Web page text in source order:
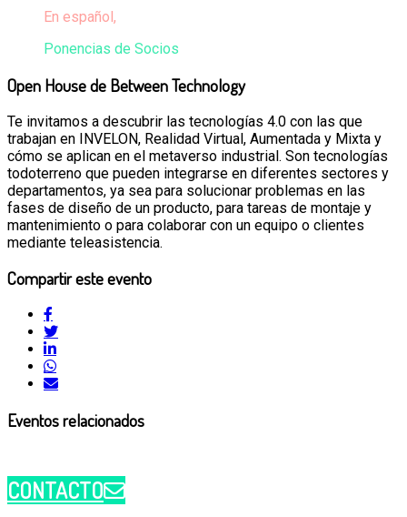
En español,
Ponencias de Socios
Open House de Between Technology
Te invitamos a descubrir las tecnologías 4.0 con las que
trabajan en INVELON, Realidad Virtual, Aumentada y Mixta y
cómo se aplican en el metaverso industrial. Son tecnologías
todoterreno que pueden integrarse en diferentes sectores y
departamentos, ya sea para solucionar problemas en las
fases de diseño de un producto, para tareas de montaje y
mantenimiento o para colaborar con un equipo o clientes
mediante teleasistencia.
Compartir este evento
Eventos relacionados
CONTACTO